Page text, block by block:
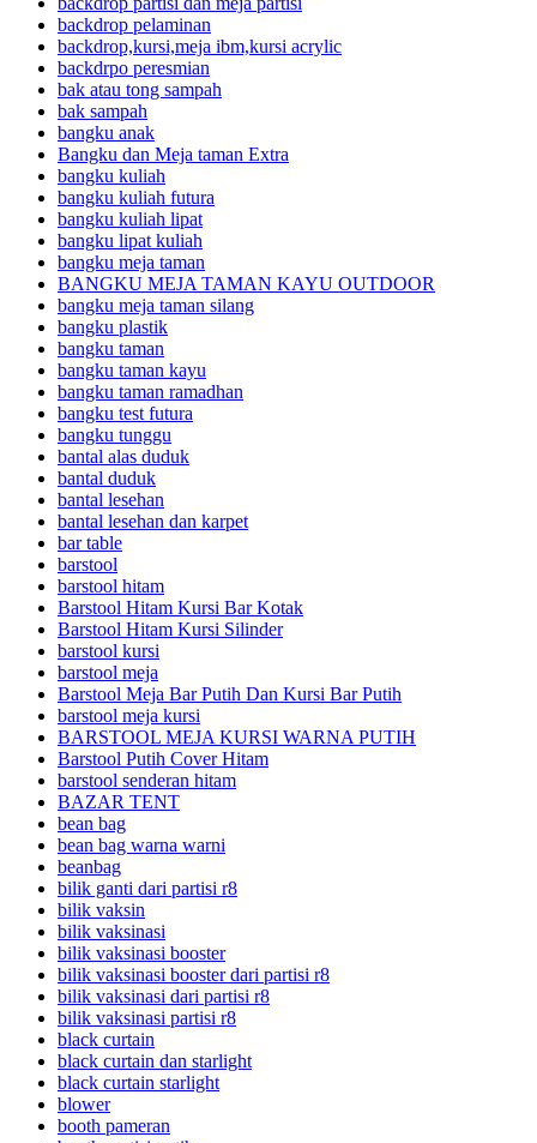
backdrop pelaminan
backdrop,kursi,meja ibm,kursi acrylic
backdrpo peresmian
bak atau tong sampah
bak sampah
bangku anak
Bangku dan Meja taman Extra
bangku kuliah
bangku kuliah futura
bangku kuliah lipat
bangku lipat kuliah
bangku meja taman
BANGKU MEJA TAMAN KAYU OUTDOOR
bangku meja taman silang
bangku plastik
bangku taman
bangku taman kayu
bangku taman ramadhan
bangku test futura
bangku tunggu
bantal alas duduk
bantal duduk
bantal lesehan
bantal lesehan dan karpet
bar table
barstool
barstool hitam
Barstool Hitam Kursi Bar Kotak
Barstool Hitam Kursi Silinder
barstool kursi
barstool meja
Barstool Meja Bar Putih Dan Kursi Bar Putih
barstool meja kursi
BARSTOOL MEJA KURSI WARNA PUTIH
Barstool Putih Cover Hitam
barstool senderan hitam
BAZAR TENT
bean bag
bean bag warna warni
beanbag
bilik ganti dari partisi r8
bilik vaksin
bilik vaksinasi
bilik vaksinasi booster
bilik vaksinasi booster dari partisi r8
bilik vaksinasi dari partisi r8
bilik vaksinasi partisi r8
black curtain
black curtain dan starlight
black curtain starlight
blower
booth pameran